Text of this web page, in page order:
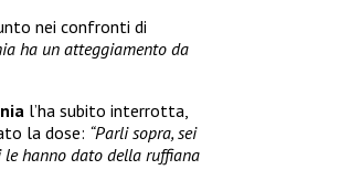
nei confronti di
ha un atteggiamento da
l’ha subito interrotta,
la dose: “Parli sopra, sei
le hanno dato della ruffiana